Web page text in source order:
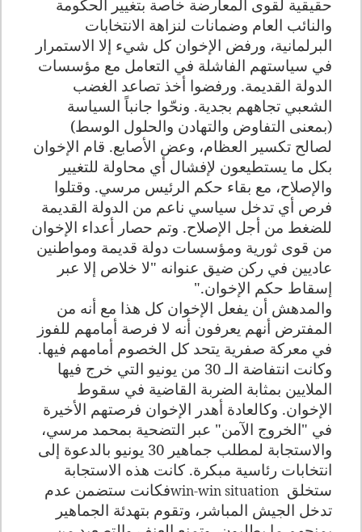
حقيقية لقوى المعارضة خاصة بتغيير الحكومة
والنائب العام وضمانات لنزاهة الانتخابات
البرلمانية، ورفض الإخوان كل شيء إلا الاستمرار
في سياستهم الفاشلة في التعامل مع مؤسسات
الدولة القديمة. ورفضوا أخذ تصاعد الغضب
الشعبي تجاههم بجدية. ونحّوا جانباً السياسة
(بمعنى التفاوض والتهادن والحلول الوسط)
لصالح تكسير العظام، وعض الأصابع. قام الإخوان
بكل ما يستطيعون لإفشال أي محاولة للتغيير
والإصلاح، مع بقاء حكم الرئيس مرسي. وقتلوا
فرص أي تدخل سياسي ناعم من الدولة القديمة
للضغط من أجل الإصلاح. وتم حصار أعداء الإخوان
من قوى ثورية ومؤسسات دولة قديمة ومواطنين
عاديين في ركن ضيق عنوانه "لا خلاص إلا عبر
إسقاط حكم الإخوان."
والمدهش أن يفعل الإخوان كل هذا مع أنه من
المفترض أنهم يعرفون أنه لا فرصة أمامهم للفوز
في معركة صفرية يتحد كل الخصوم أمامهم فيها.
وكانت انتفاضة الـ 30 من يونيو التي خرج فيها
الملايين بمثابة الضربة القاضية في سقوط
الإخوان. وكالعادة أهدر الإخوان فرصتهم الأخيرة
في "الخروج الآمن" عبر التضحية بمحمد مرسي،
والاستجابة لمطلب جماهير 30 يونيو بالدعوة إلى
انتخابات رئاسية مبكرة. كانت هذه الاستجابة
ستخلق win-win situationفكانت ستضمن عدم
تدخل الجيش المباشر، وتقوم بتهدئة الجماهير